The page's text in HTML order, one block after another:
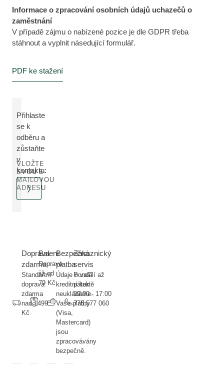
Informace o zpracování osobních údajů uchazečů o
zaměstnání
V případě zájmu o nabízené pozice je dle GDPR třeba
stáhnout a vyplnit násedující formulář.
PDF ke stažení
Přihlaste
se k
odběru a
zůstaňte
v
kontaktu:
VLOŽTE
SVOU E-
MAILOVOU
ADRESU
Doprava
zdarma
Standartní
doprava
zdarma
nad 1499
Kč
Balení
Doprava
již od
79 Kč
Bezpečná
platba
Údaje o vaší
kreditní kartě
neukládáme.
Vaše platby
(Visa,
Mastercard)
jsou
zpracovávány
bezpečně.
Zákaznický
servis
Pondělí až
pátek
09:00 - 17:00
775 577 060